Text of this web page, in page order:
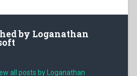
by Loganathan
all posts by Loganathan